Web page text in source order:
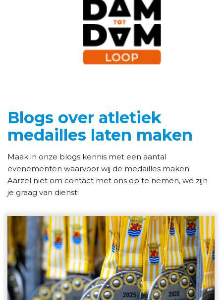
Blogs over atletiek
medailles laten maken
Maak in onze blogs kennis met een aantal
evenementen waarvoor wij de medailles maken.
Aarzel niet om contact met ons op te nemen, we zijn
je graag van dienst!